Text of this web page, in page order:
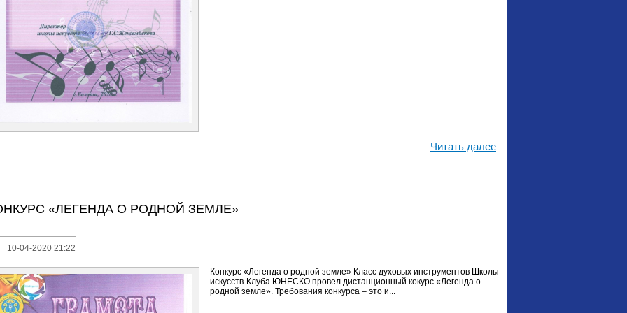
Читать далее
«ЛЕГЕНДА О РОДНОЙ ЗЕМЛЕ»
10-04-2020 21:22
Конкурс «Легенда о родной земле» Класс духовых инструментов Школы
искусств-Клуба ЮНЕСКО провел дистанционный кокурс «Легенда о
родной земле». Требования конкурса – это и...